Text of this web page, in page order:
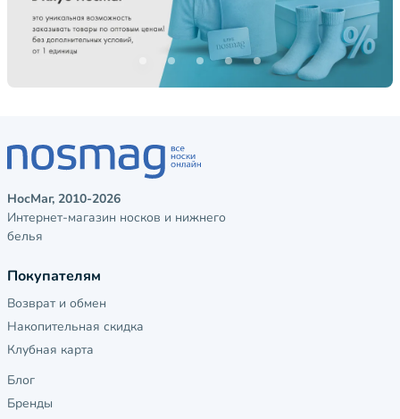
НосМаг, 2010-2026
Интернет-магазин носков и нижнего
белья
Покупателям
Возврат и обмен
Накопительная скидка
Клубная карта
Блог
Бренды